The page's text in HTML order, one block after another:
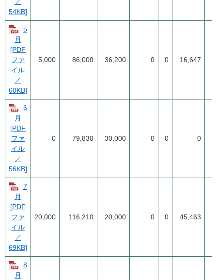
／
54KB]
5
月
[PDF
ファ
イル
／
60KB]
5,000 86,000 36,200 0 0 16,647
6
月
[PDF
ファ
イル
／
56KB]
0 79,830 30,000 0 0 0
7
月
[PDF
ファ
イル
／
69KB]
20,000 116,210 20,000 0 0 45,463
8
月